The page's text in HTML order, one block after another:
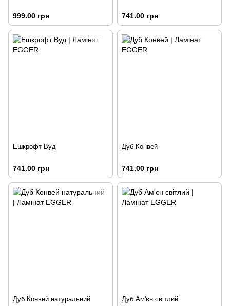
999.00 грн 741.00 грн
Ешкрофт Вуд
741.00 грн
Дуб Конвей
741.00 грн
Дуб Конвей натуральний Дуб Ам'єн світлий